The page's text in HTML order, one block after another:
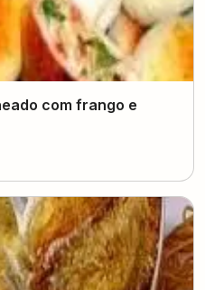
com frango e